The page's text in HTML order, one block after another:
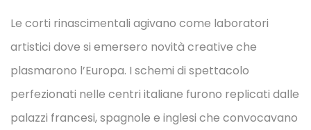
Le corti rinascimentali agivano come laboratori
artistici dove si emersero novità creative che
plasmarono l’Europa. I schemi di spettacolo
perfezionati nelle centri italiane furono replicati dalle
palazzi francesi, spagnole e inglesi che convocavano